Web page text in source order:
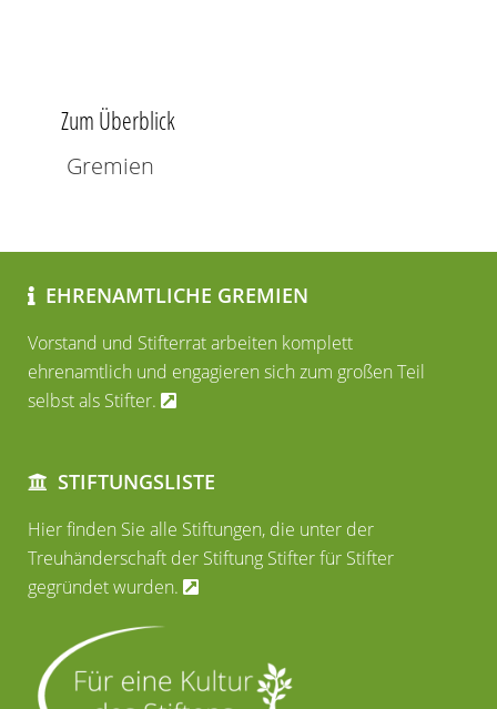
Zum Überblick
Gremien
EHRENAMTLICHE GREMIEN
Vorstand und Stifterrat arbeiten komplett
ehrenamtlich und engagieren sich zum großen Teil
selbst als Stifter.
STIFTUNGSLISTE
Hier finden Sie alle Stiftungen, die unter der
Treuhänderschaft der Stiftung Stifter für Stifter
gegründet wurden.